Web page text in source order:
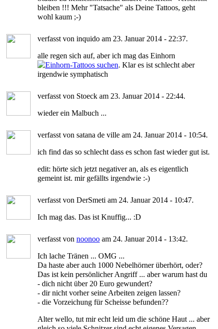
bleiben !!! Mehr "Tatsache" als Deine Tattoos, geht
wohl kaum ;-)
verfasst von inquido am 23. Januar 2014 - 22:37.
alle regen sich auf, aber ich mag das Einhorn
. Klar es ist schlecht aber
irgendwie symphatisch
verfasst von Stoeck am 23. Januar 2014 - 22:44.
wieder ein Malbuch ...
verfasst von satana de ville am 24. Januar 2014 - 10:54.
ich find das so schlecht dass es schon fast wieder gut ist.
edit: hörte sich jetzt negativer an, als es eigentlich
gemeint ist. mir gefällts irgendwie :-)
verfasst von DerSmeti am 24. Januar 2014 - 10:47.
Ich mag das. Das ist Knuffig... :D
verfasst von noonoo am 24. Januar 2014 - 13:42.
Ich lache Tränen ... OMG ...
Da haste aber auch 1000 Nebelhörner überhört, oder?
Das ist kein persönlicher Angriff ... aber warum hast du
- dich nicht über 20 Euro gewundert?
- dir nicht vorher seine Arbeiten zeigen lassen?
- die Vorzeichung für Scheisse befunden??
Alter wello, tut mir echt leid um die schöne Haut ... aber